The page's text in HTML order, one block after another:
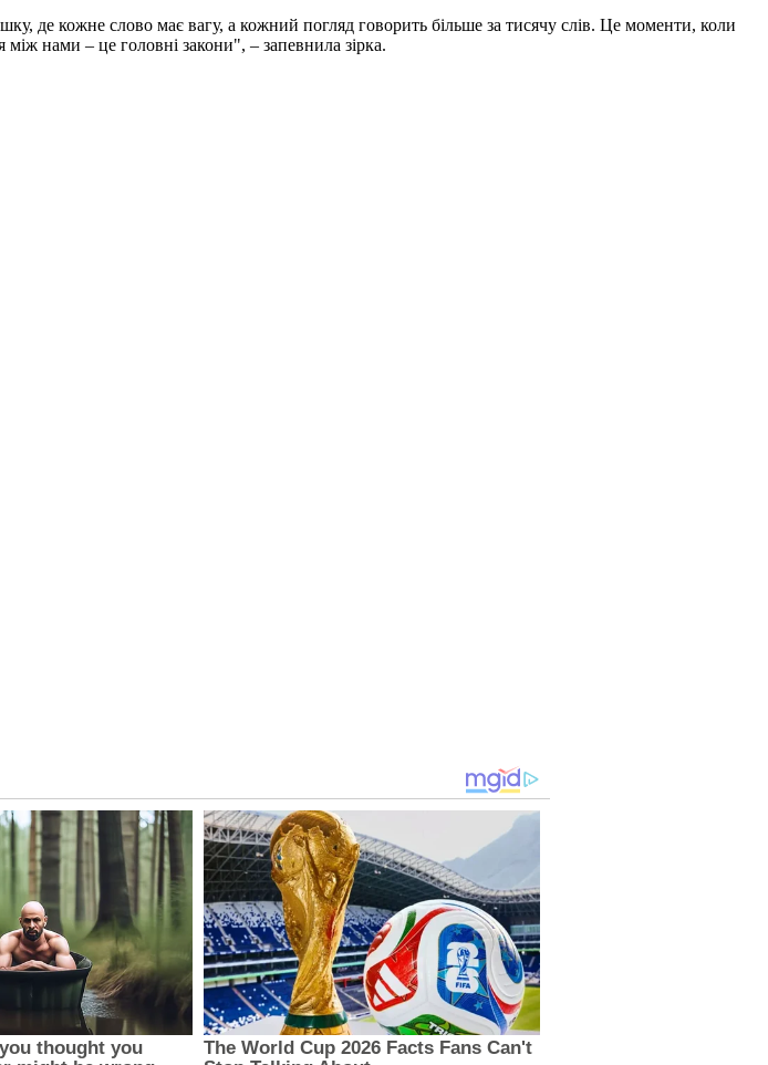
де кожне слово має вагу, а кожний погляд говорить більше за тисячу слів. Це моменти, коли
нами – це головні закони", – запевнила зірка.